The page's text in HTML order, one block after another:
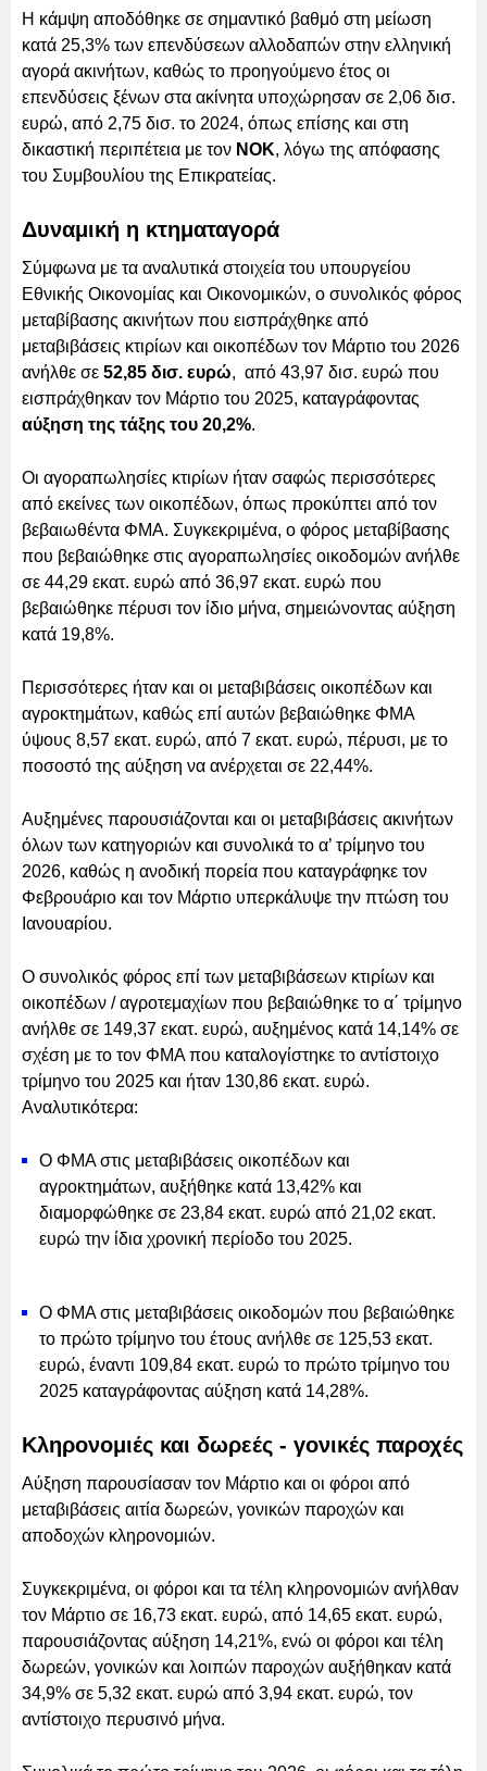
Η κάμψη αποδόθηκε σε σημαντικό βαθμό στη μείωση
κατά 25,3% των επενδύσεων αλλοδαπών στην ελληνική
αγορά ακινήτων, καθώς το προηγούμενο έτος οι
επενδύσεις ξένων στα ακίνητα υποχώρησαν σε 2,06 δισ.
ευρώ, από 2,75 δισ. το 2024, όπως επίσης και στη
δικαστική περιπέτεια με τον ΝΟΚ, λόγω της απόφασης
του Συμβουλίου της Επικρατείας.
Δυναμική η κτηματαγορά
Σύμφωνα με τα αναλυτικά στοιχεία του υπουργείου
Εθνικής Οικονομίας και Οικονομικών, ο συνολικός φόρος
μεταβίβασης ακινήτων που εισπράχθηκε από
μεταβιβάσεις κτιρίων και οικοπέδων τον Μάρτιο του 2026
ανήλθε σε 52,85 δισ. ευρώ, από 43,97 δισ. ευρώ που
εισπράχθηκαν τον Μάρτιο του 2025, καταγράφοντας
αύξηση της τάξης του 20,2%.
Οι αγοραπωλησίες κτιρίων ήταν σαφώς περισσότερες
από εκείνες των οικοπέδων, όπως προκύπτει από τον
βεβαιωθέντα ΦΜΑ. Συγκεκριμένα, ο φόρος μεταβίβασης
που βεβαιώθηκε στις αγοραπωλησίες οικοδομών ανήλθε
σε 44,29 εκατ. ευρώ από 36,97 εκατ. ευρώ που
βεβαιώθηκε πέρυσι τον ίδιο μήνα, σημειώνοντας αύξηση
κατά 19,8%.
Περισσότερες ήταν και οι μεταβιβάσεις οικοπέδων και
αγροκτημάτων, καθώς επί αυτών βεβαιώθηκε ΦΜΑ
ύψους 8,57 εκατ. ευρώ, από 7 εκατ. ευρώ, πέρυσι, με το
ποσοστό της αύξηση να ανέρχεται σε 22,44%.
Αυξημένες παρουσιάζονται και οι μεταβιβάσεις ακινήτων
όλων των κατηγοριών και συνολικά το α’ τρίμηνο του
2026, καθώς η ανοδική πορεία που καταγράφηκε τον
Φεβρουάριο και τον Μάρτιο υπερκάλυψε την πτώση του
Ιανουαρίου.
Ο συνολικός φόρος επί των μεταβιβάσεων κτιρίων και
οικοπέδων / αγροτεμαχίων που βεβαιώθηκε το α΄ τρίμηνο
ανήλθε σε 149,37 εκατ. ευρώ, αυξημένος κατά 14,14% σε
σχέση με το τον ΦΜΑ που καταλογίστηκε το αντίστοιχο
τρίμηνο του 2025 και ήταν 130,86 εκατ. ευρώ.
Αναλυτικότερα:
Ο ΦΜΑ στις μεταβιβάσεις οικοπέδων και
αγροκτημάτων, αυξήθηκε κατά 13,42% και
διαμορφώθηκε σε 23,84 εκατ. ευρώ από 21,02 εκατ.
ευρώ την ίδια χρονική περίοδο του 2025.
Ο ΦΜΑ στις μεταβιβάσεις οικοδομών που βεβαιώθηκε
το πρώτο τρίμηνο του έτους ανήλθε σε 125,53 εκατ.
ευρώ, έναντι 109,84 εκατ. ευρώ το πρώτο τρίμηνο του
2025 καταγράφοντας αύξηση κατά 14,28%.
Κληρονομιές και δωρεές - γονικές παροχές
Αύξηση παρουσίασαν τον Μάρτιο και οι φόροι από
μεταβιβάσεις αιτία δωρεών, γονικών παροχών και
αποδοχών κληρονομιών.
Συγκεκριμένα, οι φόροι και τα τέλη κληρονομιών ανήλθαν
τον Μάρτιο σε 16,73 εκατ. ευρώ, από 14,65 εκατ. ευρώ,
παρουσιάζοντας αύξηση 14,21%, ενώ οι φόροι και τέλη
δωρεών, γονικών και λοιπών παροχών αυξήθηκαν κατά
34,9% σε 5,32 εκατ. ευρώ από 3,94 εκατ. ευρώ, τον
αντίστοιχο περυσινό μήνα.